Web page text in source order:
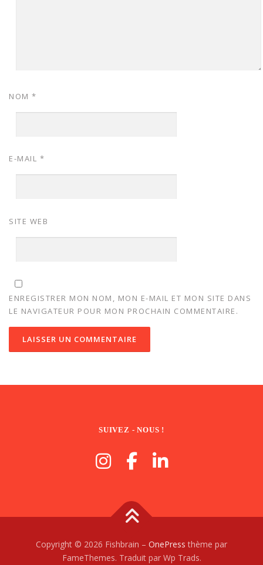
NOM *
E-MAIL *
SITE WEB
ENREGISTRER MON NOM, MON E-MAIL ET MON SITE DANS
LE NAVIGATEUR POUR MON PROCHAIN COMMENTAIRE.
SUIVEZ - NOUS !
Copyright © 2026 Fishbrain – OnePress thème par
FameThemes. Traduit par Wp Trads.